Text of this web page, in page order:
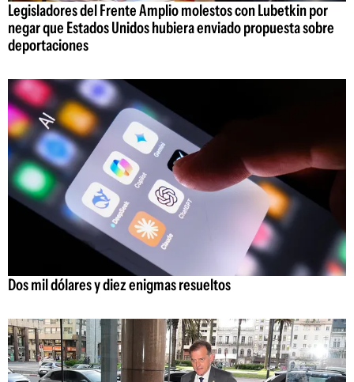
Legisladores del Frente Amplio molestos con Lubetkin por
negar que Estados Unidos hubiera enviado propuesta sobre
deportaciones
Dos mil dólares y diez enigmas resueltos